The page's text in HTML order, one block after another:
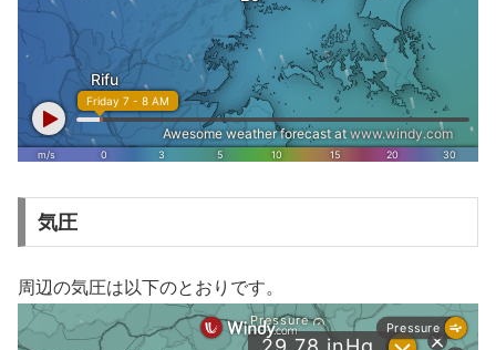
気圧
周辺の気圧は以下のとおりです。